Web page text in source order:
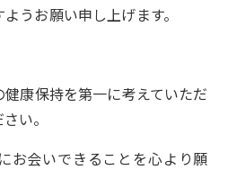
うお願い申し上げます。
康保持を第一に考えていただ
い。
お会いできることを心より願